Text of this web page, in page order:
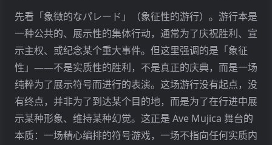
先看「象徴的なパレード」（象征性的游行）。游行本是
一种公共的、展示性的集体行动，通常为了庆祝胜利、宣
示主权、或纪念某个重大事件。但这里强调的是「象征
性」——不是实质性的胜利，不是真正的庆典，而是一场
纯粹为了展示符号而进行的表演。这场游行没有起点，没
有终点，并非为了到达某个目的地，而是为了在行进中展
示某种形象、维持某种幻觉。这正是 Ave Mujica 舞台的
本质：一场精心编排的符号游戏，一场不指向任何实质内